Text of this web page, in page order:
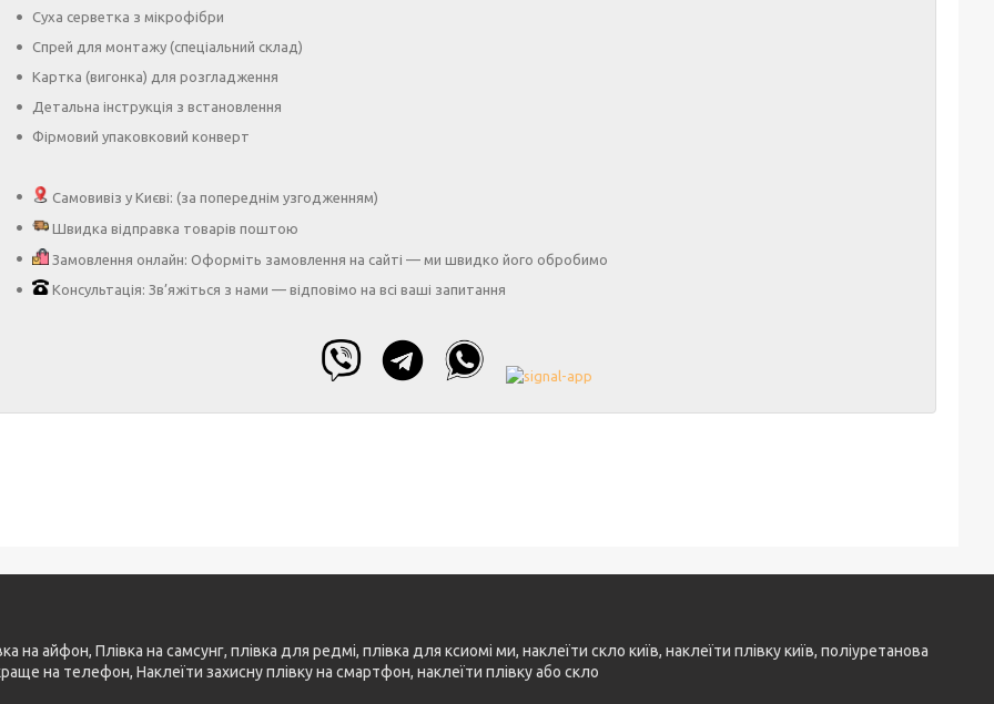
Суха серветка з мікрофібри
Спрей для монтажу (спеціальний склад)
Картка (вигонка) для розгладження
Детальна інструкція з встановлення
Фірмовий упаковковий конверт
Самовивіз у Києві: (за попереднім узгодженням)
Швидка відправка товарів поштою
Замовлення онлайн: Оформіть замовлення на сайті — ми швидко його обробимо
Консультація: Зв’яжіться з нами — відповімо на всі ваші запитання
айфон, Плівка на самсунг, плівка для редмі, плівка для ксиомі ми, наклеїти скло київ, наклеїти плівку київ, поліуретанова
на телефон, Наклеїти захисну плівку на смартфон, наклеїти плівку або скло